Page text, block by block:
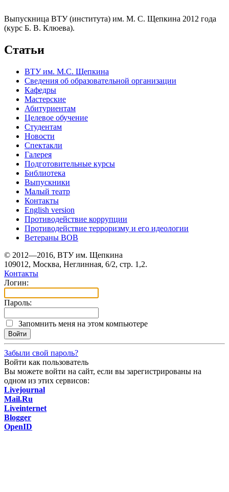
Выпускница ВТУ (института) им. М. С. Щепкина 2012 года
(курс Б. В. Клюева).
Статьи
ВТУ им. М.С. Щепкина
Сведения об образовательной организации
Кафедры
Мастерские
Абитуриентам
Целевое обучение
Студентам
Новости
Спектакли
Галерея
Подготовительные курсы
Библиотека
Выпускники
Малый театр
Контакты
English version
Противодействие коррупции
Противодействие терроризму и его идеологии
Ветераны ВОВ
© 2012—2016, ВТУ им. Щепкина
109012, Москва, Неглинная, 6/2, стр. 1,2.
Контакты
Логин:
Пароль:
Запомнить меня на этом компьютере
Забыли свой пароль?
Войти как пользователь
Вы можете войти на сайт, если вы зарегистрированы на
одном из этих сервисов:
Livejournal
Mail.Ru
Liveinternet
Blogger
OpenID